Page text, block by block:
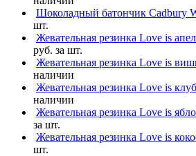
Шоколадный батончик Cadbury
шт.
Жевательная резинка Love is
руб. за шт.
Жевательная резинка Love is
наличии
Жевательная резинка Love is
наличии
Жевательная резинка Love is
за шт.
Жевательная резинка Love is
шт.